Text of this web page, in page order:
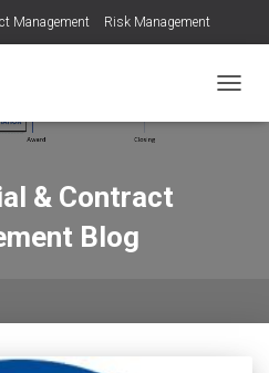
Management Risk Management
& Contract
Blog